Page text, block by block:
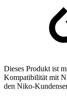
Dieses Produkt ist
Kompatibilität mit
den Niko-